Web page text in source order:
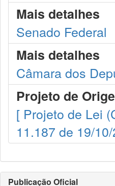
Mais detalhes
Senado Federal
Mais detalhes
Câmara dos
Projeto de
[ Projeto de Lei
11.187 de 19/
Publicação Oficial